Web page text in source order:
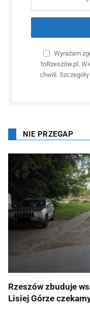
Wyrażam
toRzeszów.pl.
chwili.
NIE PRZEGAP
Rzeszów zbuduje
Lisiej Górze